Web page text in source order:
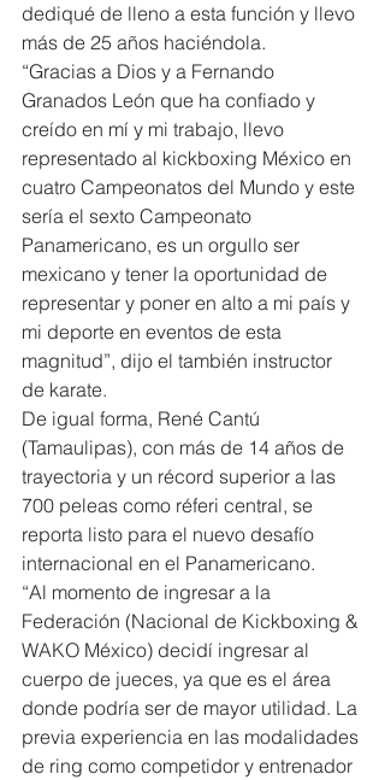
dediqué de lleno a esta función y llevo
más de 25 años haciéndola.
“Gracias a Dios y a Fernando
Granados León que ha confiado y
creído en mí y mi trabajo, llevo
representado al kickboxing México en
cuatro Campeonatos del Mundo y este
sería el sexto Campeonato
Panamericano, es un orgullo ser
mexicano y tener la oportunidad de
representar y poner en alto a mi país y
mi deporte en eventos de esta
magnitud”, dijo el también instructor
de karate.
De igual forma, René Cantú
(Tamaulipas), con más de 14 años de
trayectoria y un récord superior a las
700 peleas como réferi central, se
reporta listo para el nuevo desafío
internacional en el Panamericano.
“Al momento de ingresar a la
Federación (Nacional de Kickboxing &
WAKO México) decidí ingresar al
cuerpo de jueces, ya que es el área
donde podría ser de mayor utilidad. La
previa experiencia en las modalidades
de ring como competidor y entrenador